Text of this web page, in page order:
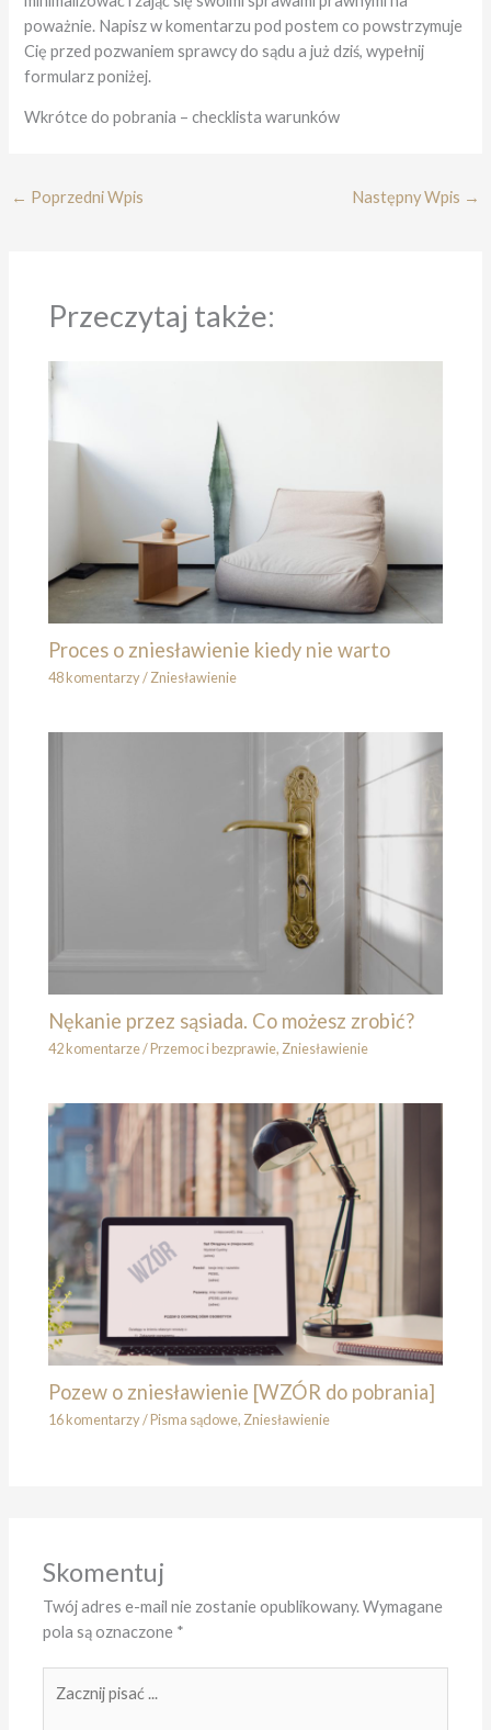
poważnie. Napisz w komentarzu pod postem co powstrzymuje
Cię przed pozwaniem sprawcy do sądu a już dziś, wypełnij
formularz poniżej.
Wkrótce do pobrania – checklista warunków
← Poprzedni Wpis Następny Wpis →
Przeczytaj także:
Proces o zniesławienie kiedy nie warto
48 komentarzy/Zniesławienie
Nękanie przez sąsiada. Co możesz zrobić?
42 komentarze/Przemoc i bezprawie, Zniesławienie
Pozew o zniesławienie [WZÓR do pobrania]
16 komentarzy/Pisma sądowe, Zniesławienie
Skomentuj
Twój adres e-mail nie zostanie opublikowany.Wymagane
pola są oznaczone *
pisać